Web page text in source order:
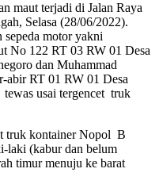
maut terjadi di Jalan Raya
Selasa (28/06/2022).
sepeda motor yakni
No 122 RT 03 RW 01 Desa
dan Muhammad
RT 01 RW 01 Desa
usai tergencet truk
truk kontainer Nopol B
laki (kabur dan belum
timur menuju ke barat